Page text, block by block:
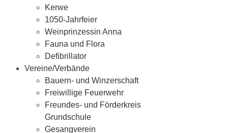
Kerwe
1050-Jahrfeier
Weinprinzessin Anna
Fauna und Flora
Defibrillator
Vereine/Verbände
Bauern- und Winzerschaft
Freiwillige Feuerwehr
Freundes- und Förderkreis
Grundschule
Gesangverein